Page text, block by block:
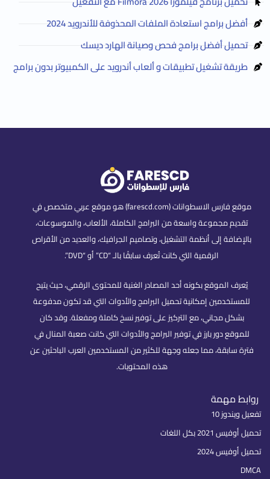
أفضل برامج استعادة الملفات المحذوفة للأندرويد 2024
تحميل أفضل برامج فحص وصيانة الهارد ديسك
طريقة تشغيل تطبيقات و ألعاب أندرويد على الكمبيوتر بدون برامج
موقع فارس الاسطوانات (farescd.com) هو موقع عربي متخصص في
تقديم مجموعة واسعة من البرامج الكاملة، الألعاب، والموسوعات،
بالإضافة إلى أنظمة التشغيل، وتصاميم الجرافيك، والعديد من الأقراص
الرقمية التي كانت تُعرف سابقًا بالـ “CD” أو “DVD”.
يُعرف الموقع بكونه أحد المصادر الغنية للمحتوى الرقمي، حيث يتيح
للمستخدمين إمكانية تحميل البرامج والأدوات التي قد تكون مدفوعة
بشكل مجاني، مع التركيز على توفير نسخ كاملة ومفعلة. وقد كان
للموقع دور بارز في توفير البرامج والأدوات التي كانت صعبة المنال في
فترة سابقة، مما جعله وجهة للكثير من المستخدمين العرب الباحثين عن
هذه المحتويات.
روابط مهمة
تفعيل ويندوز 10
تحميل أوفيس 2021 بكل اللغات
تحميل أوفيس 2024
DMCA